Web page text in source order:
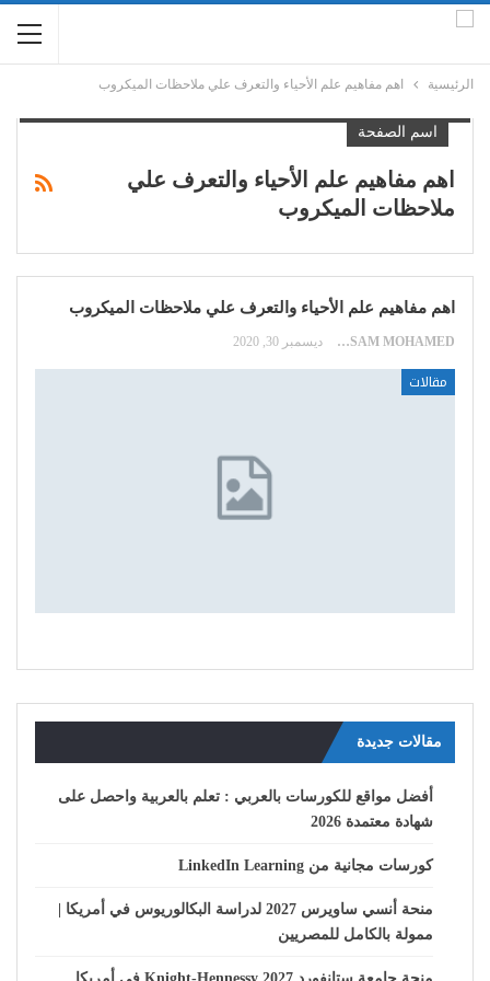
الرئيسية اهم مفاهيم علم الأحياء والتعرف علي ملاحظات الميكروب
اسم الصفحة
اهم مفاهيم علم الأحياء والتعرف علي
ملاحظات الميكروب
اهم مفاهيم علم الأحياء والتعرف علي ملاحظات الميكروب
HOSSAM MOHAMED ديسمبر 30, 2020
مقالات
مقالات جديدة
أفضل مواقع للكورسات بالعربي : تعلم بالعربية واحصل على
شهادة معتمدة 2026
كورسات مجانية من LinkedIn Learning
منحة أنسي ساويرس 2027 لدراسة البكالوريوس في أمريكا |
ممولة بالكامل للمصريين